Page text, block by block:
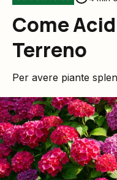
Come
Terreno
Per avere piante